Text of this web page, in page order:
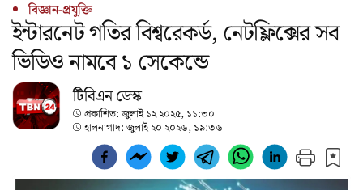
বিজ্ঞান-প্রযুক্তি
ইন্টারনেট গতির বিশ্বরেকর্ড, নেটফ্লিক্সের সব
ভিডিও নামবে ১ সেকেন্ডে
টিবিএন ডেস্ক
প্রকাশিত:জুলাই ১২ ২০২৫, ১১:৩০
হালনাগাদ:জুলাই ২০ ২০২৬, ১৯:৩৬